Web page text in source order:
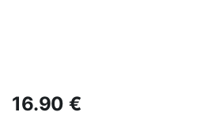
16.90€